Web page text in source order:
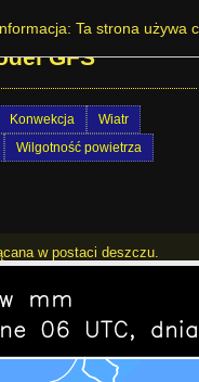
- Precipitable
GFS
Konwekcja
Wiatr
Wilgotność powietrza
w postaci deszczu.
Ta strona używa